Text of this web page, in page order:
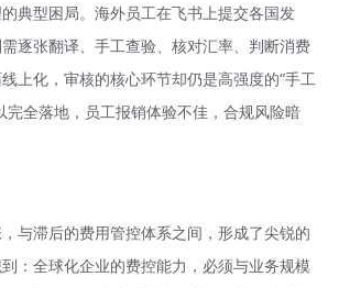
典型困局。海外员工在飞书上提交各国发
逐张翻译、手工查验、核对汇率、判断消费
上化，审核的核心环节却仍是高强度的“手工
完全落地，员工报销体验不佳，合规风险暗
与滞后的费用管控体系之间，形成了尖锐的
：全球化企业的费控能力，必须与业务规模